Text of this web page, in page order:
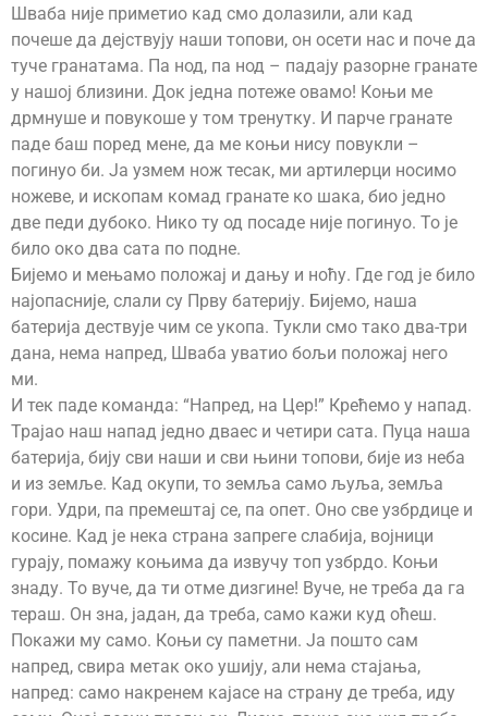
Шваба није приметио кад смо долазили, али кад
почеше да дејствују наши топови, он осети нас и поче да
туче гранатама. Па нод, па нод – падају разорне гранате
у нашој близини. Док једна потеже овамо! Коњи ме
дрмнуше и повукоше у том тренутку. И парче гранате
паде баш поред мене, да ме коњи нису повукли –
погинуо би. Ја узмем нож тесак, ми артилерци носимо
ножеве, и ископам комад гранате ко шака, био једно
две педи дубоко. Нико ту од посаде није погинуо. То је
било око два сата по подне.
Бијемо и мењамо положај и дању и ноћу. Где год је било
најопасније, слали су Прву батерију. Бијемо, наша
батерија дествује чим се укопа. Тукли смо тако два-три
дана, нема напред, Шваба уватио бољи положај него
ми.
И тек паде команда: “Напред, на Цер!” Крећемо у напад.
Трајао наш напад једно дваес и четири сата. Пуца наша
батерија, бију сви наши и сви њини топови, бије из неба
и из земље. Кад окупи, то земља само љуља, земља
гори. Удри, па премештај се, па опет. Оно све узбрдице и
косине. Кад је нека страна запреге слабија, војници
гурају, помажу коњима да извучу топ узбрдо. Коњи
знаду. То вуче, да ти отме дизгине! Вуче, не треба да га
тераш. Он зна, јадан, да треба, само кажи куд оћеш.
Покажи му само. Коњи су паметни. Ја пошто сам
напред, свира метак око ушију, али нема стајања,
напред: само накренем кајасе на страну де треба, иду